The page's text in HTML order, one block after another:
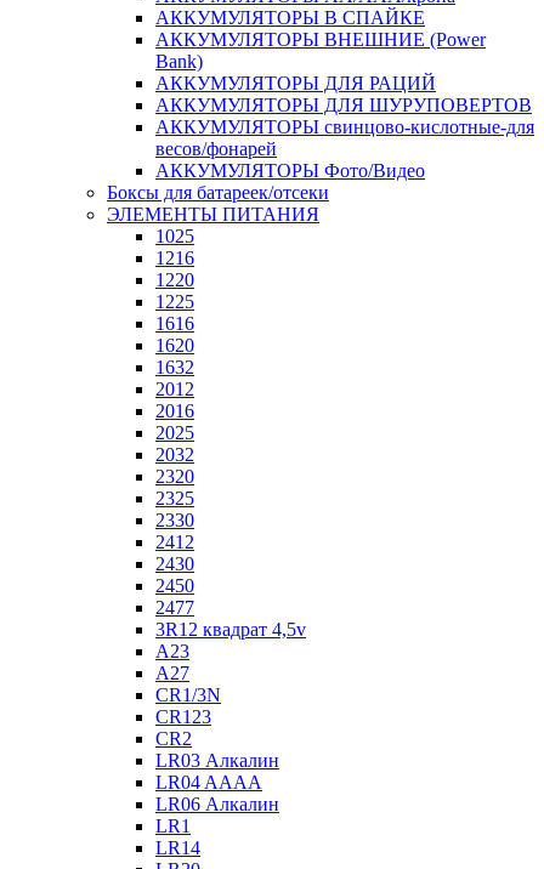
АККУМУЛЯТОРЫ В СПАЙКЕ
АККУМУЛЯТОРЫ ВНЕШНИЕ (Power
Bank)
АККУМУЛЯТОРЫ ДЛЯ РАЦИЙ
АККУМУЛЯТОРЫ ДЛЯ ШУРУПОВЕРТОВ
АККУМУЛЯТОРЫ свинцово-кислотные-для
весов/фонарей
АККУМУЛЯТОРЫ Фото/Видео
Боксы для батареек/отсеки
ЭЛЕМЕНТЫ ПИТАНИЯ
1025
1216
1220
1225
1616
1620
1632
2012
2016
2025
2032
2320
2325
2330
2412
2430
2450
2477
3R12 квадрат 4,5v
A23
A27
CR1/3N
CR123
CR2
LR03 Алкалин
LR04 AAAA
LR06 Алкалин
LR1
LR14